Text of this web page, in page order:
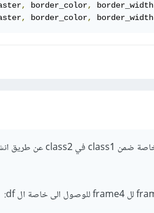
, border_color, border_width
, border_color, border_width